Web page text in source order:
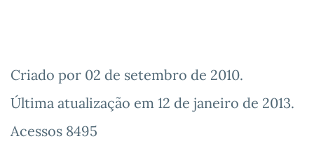
Criado por 02 de setembro de 2010.
Última atualização em 12 de janeiro de 2013.
Acessos 8495